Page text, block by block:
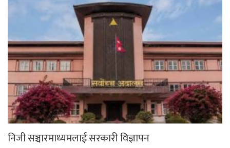
निजी सञ्चारमाध्यमलाई सरकारी विज्ञापन